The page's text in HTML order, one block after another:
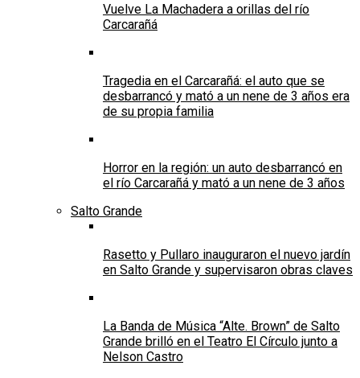
Vuelve La Machadera a orillas del río
Carcarañá
Tragedia en el Carcarañá: el auto que se
desbarrancó y mató a un nene de 3 años era
de su propia familia
Horror en la región: un auto desbarrancó en
el río Carcarañá y mató a un nene de 3 años
Salto Grande
Rasetto y Pullaro inauguraron el nuevo jardín
en Salto Grande y supervisaron obras claves
La Banda de Música “Alte. Brown” de Salto
Grande brilló en el Teatro El Círculo junto a
Nelson Castro